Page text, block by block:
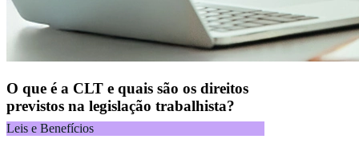
O que é a CLT e quais são os direitos
previstos na legislação trabalhista?
Leis e Benefícios